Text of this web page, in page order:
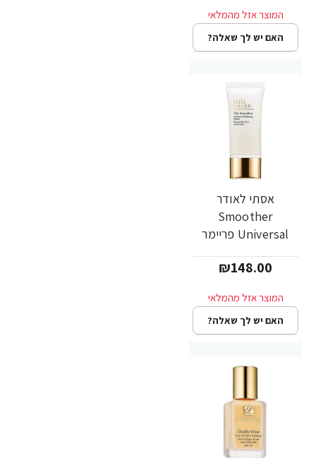
האם יש לך שאלה?
אסתי לאודר
Smoother
Universal פריימר
מ"ל - מבית ESTEE₪148.00
האם יש לך שאלה?